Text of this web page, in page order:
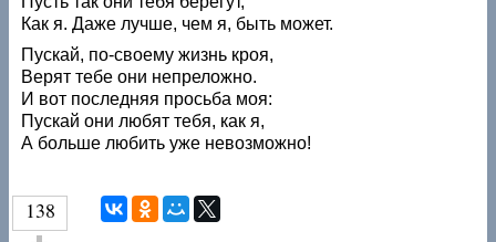
Как я. Даже лучше, чем я, быть может.
Пускай, по-своему жизнь кроя,
Верят тебе они непреложно.
И вот последняя просьба моя:
Пускай они любят тебя, как я,
А больше любить уже невозможно!
138